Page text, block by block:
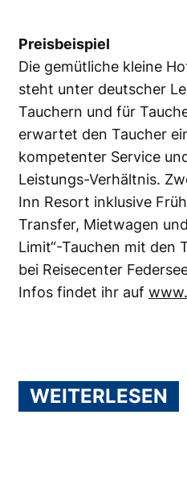
Preisbeispiel
Die gemütliche kleine
steht unter deutscher
Tauchern und für
erwartet den Taucher
kompetenter Service
Leistungs-Verhältnis.
Inn Resort inklusive
Transfer, Mietwagen
Limit“-Tauchen mit den
bei Reisecenter
Infos findet ihr auf
WEITERLESEN